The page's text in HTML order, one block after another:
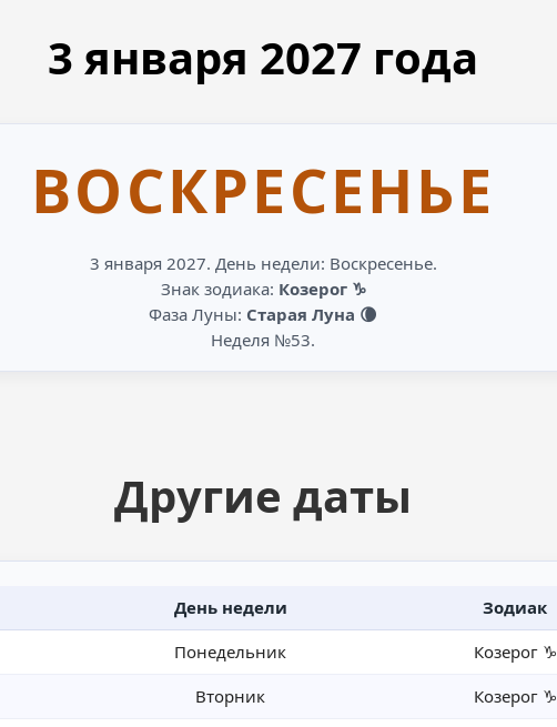
3 января 2027 года
ВОСКРЕСЕНЬЕ
3 января 2027. День недели: Воскресенье.
Знак зодиака: Козерог ♑
Фаза Луны: Старая Луна 🌘
Неделя №53.
Другие даты
День недели Зодиак
Понедельник Козерог ♑
Вторник Козерог ♑